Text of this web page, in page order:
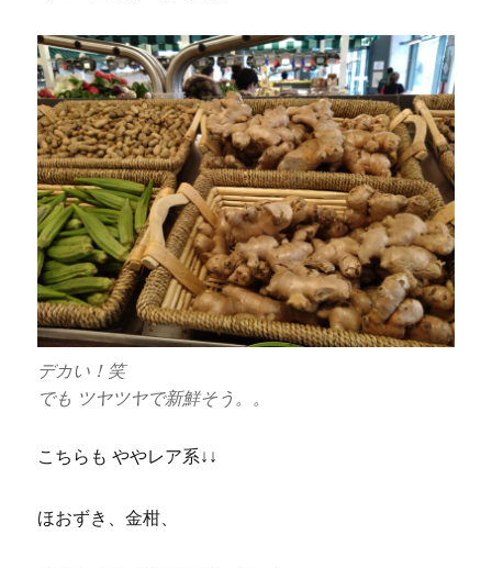
デカい！笑
でも ツヤツヤで新鮮そう。。
こちらも ややレア系↓↓
ほおずき、金柑、